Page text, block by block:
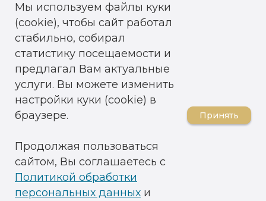
Мы используем файлы куки
(cookie), чтобы сайт работал
стабильно, собирал
статистику посещаемости и
предлагал Вам актуальные
услуги. Вы можете изменить
настройки куки (cookie) в
браузере.
Продолжая пользоваться
сайтом, Вы соглашаетесь с
Политикой обработки
персональных данных и
Принять